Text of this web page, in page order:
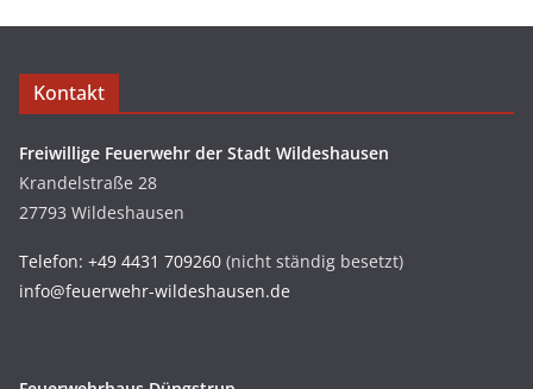
Kontakt
Freiwillige Feuerwehr der Stadt Wildeshausen
Krandelstraße 28
27793 Wildeshausen
Telefon: +49 4431 709260 (nicht ständig besetzt)
info@feuerwehr-wildeshausen.de